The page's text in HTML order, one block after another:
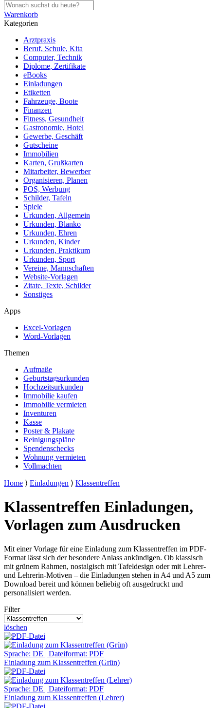
Warenkorb
Kategorien
Arztpraxis
Beruf, Schule, Kita
Computer, Technik
Diplome, Zertifikate
eBooks
Einladungen
Etiketten
Fahrzeuge, Boote
Finanzen
Fitness, Gesundheit
Gastronomie, Hotel
Gewerbe, Geschäft
Gutscheine
Immobilien
Karten, Grußkarten
Mitarbeiter, Bewerber
Organisieren, Planen
POS, Werbung
Schilder, Tafeln
Spiele
Urkunden, Allgemein
Urkunden, Blanko
Urkunden, Ehren
Urkunden, Kinder
Urkunden, Praktikum
Urkunden, Sport
Vereine, Mannschaften
Website-Vorlagen
Zitate, Texte, Schilder
Sonstiges
Apps
Excel-Vorlagen
Word-Vorlagen
Themen
Aufmaße
Geburtstagsurkunden
Hochzeitsurkunden
Immobilie kaufen
Immobilie vermieten
Inventuren
Kasse
Poster & Plakate
Reinigungspläne
Spendenschecks
Wohnung vermieten
Vollmachten
Home ⟩ Einladungen ⟩ Klassentreffen
Klassentreffen Einladungen,
Vorlagen zum Ausdrucken
Mit einer Vorlage für eine Einladung zum Klassentreffen im PDF-
Format lässt sich der besondere Anlass ankündigen. Ob klassisch
mit grünem Rahmen, nostalgisch mit Tafeldesign oder mit Lehrer-
und Lehrerin-Motiven – die Einladungen stehen in A4 und A5 zum
Download bereit und können beliebig oft ausgedruckt und
personalisiert werden.
Filter
löschen
Sprache: DE | Dateiformat: PDF
Einladung zum Klassentreffen (Grün)
Sprache: DE | Dateiformat: PDF
Einladung zum Klassentreffen (Lehrer)